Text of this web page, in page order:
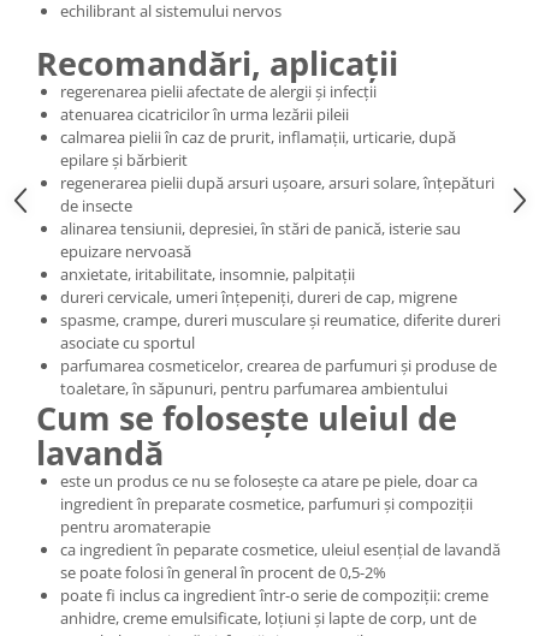
Cătină
Chlorella
Colina
Electroliti
Produse Apicole
Cacao
echilibrant al sistemului nervos
Recomandări, aplicații
regerenarea pielii afectate de alergii și infecții
atenuarea cicatricilor în urma lezării pileii
calmarea pielii în caz de prurit, inflamații, urticarie, după
epilare și bărbierit
regenerarea pielii după arsuri ușoare, arsuri solare, înțepături
de insecte
alinarea tensiunii, depresiei, în stări de panică, isterie sau
epuizare nervoasă
anxietate, iritabilitate, insomnie, palpitații
dureri cervicale, umeri înțepeniți, dureri de cap, migrene
spasme, crampe, dureri musculare și reumatice, diferite dureri
asociate cu sportul
parfumarea cosmeticelor, crearea de parfumuri și produse de
toaletare, în săpunuri, pentru parfumarea ambientului
Cum se folosește uleiul de
lavandă
este un produs ce nu se folosește ca atare pe piele, doar ca
ingredient în preparate cosmetice, parfumuri și compoziții
pentru aromaterapie
ca ingredient în peparate cosmetice, uleiul esențial de lavandă
se poate folosi în general în procent de 0,5-2%
poate fi inclus ca ingredient într-o serie de compoziții: creme
anhidre, creme emulsificate, loțiuni și lapte de corp, unt de